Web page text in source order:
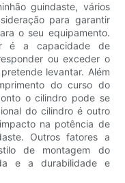
guindaste, vários
para garantir
o seu equipamento.
é a capacidade de
ou exceder o
levantar. Além
do curso do
o cilindro pode se
do cilindro é outro
na potência de
Outros fatores a
de montagem do
e a durabilidade e